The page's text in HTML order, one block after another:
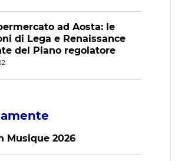
ad Aosta: le
di Lega e Renaissance
del Piano regolatore
Musique 2026